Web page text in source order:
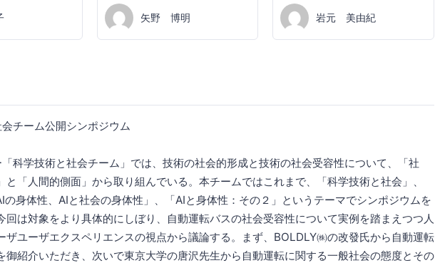
矢野 博明 岩元 美由紀
チーム公開シンポジウム
科学技術と社会チーム」では、技術の社会的形成と技術の社会受容性について、「社
と「人間的側面」から取り組んでいる。本チームではこれまで、「科学技術と社会」、
の身体性、AIと社会の身体性」、「AIと身体性：その２」というテーマでシンポジウムを
回は対象をより具体的にしぼり、自動運転バスの社会受容性について実例を踏まえつつ人
ザユーザエクスペリエンスの視点から議論する。まず、BOLDLY㈱の改發氏から自動運転
御紹介いただき、次いで東京大学の唐沢先生から自動運転に関する一般社会の態度とその